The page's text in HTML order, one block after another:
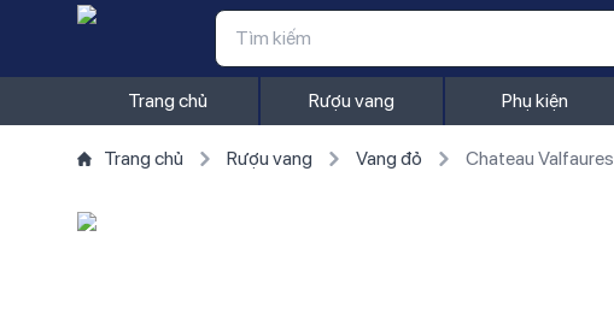
Trang chủ Rượu vang Phụ kiện
Trang chủ Rượu vang Vang đỏ Chateau Valfaures